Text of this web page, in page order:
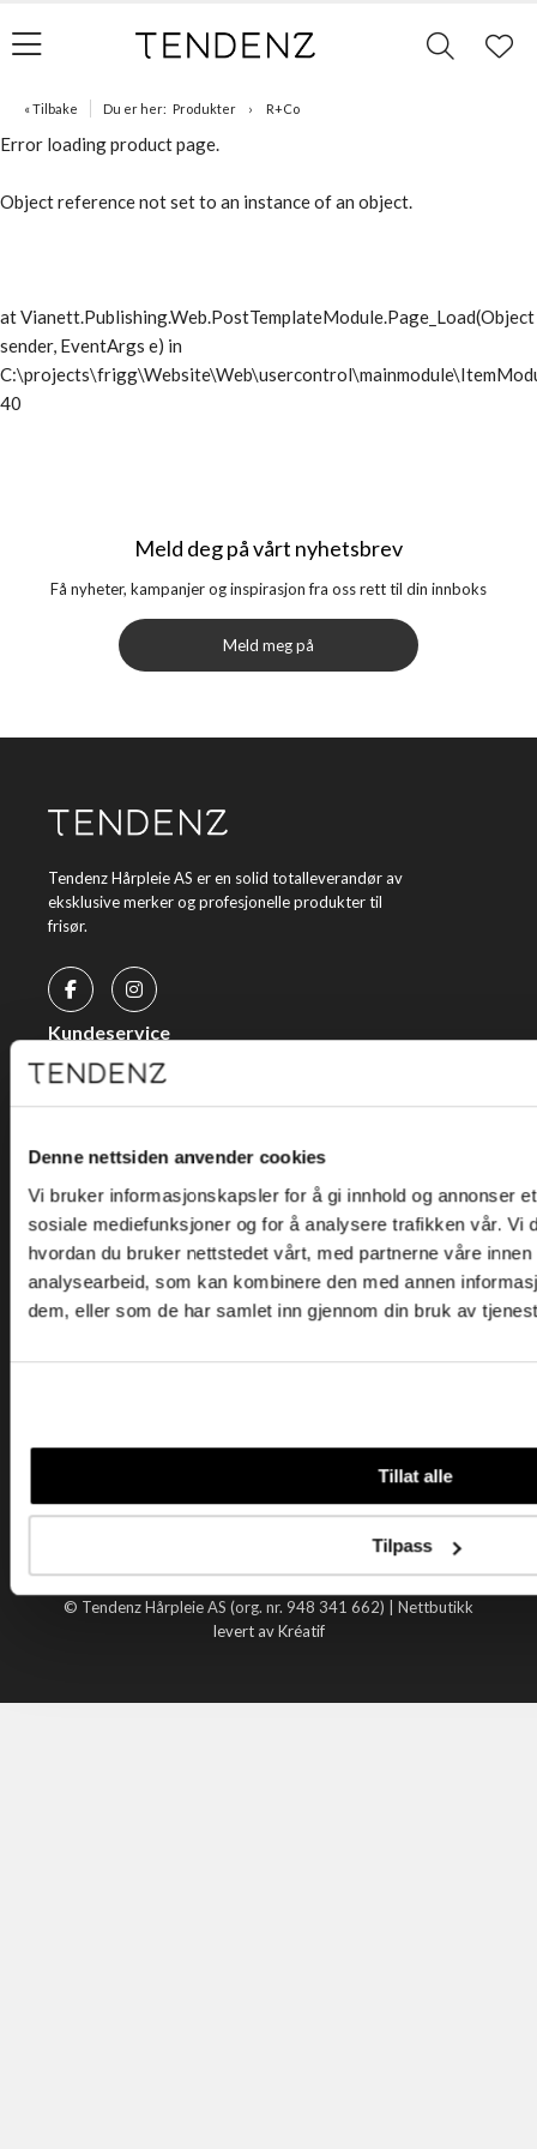
Denne nettsiden anvender cookies
Vi bruker informasjonskapsler for å gi innhold og annonser
sosiale mediefunksjoner og for å analysere trafikken vår. Vi
hvordan du bruker nettstedet vårt, med partnerne våre
analysearbeid, som kan kombinere den med annen
dem, eller som de har samlet inn gjennom din bruk av
Tillat alle
Tilpass
« Tilbake Du er her: Produkter R+Co
Error loading product page.
Object reference not set to an instance of an object.
at Vianett.Publishing.Web.PostTemplateModule.Page_Load(Object
sender, EventArgs e) in
40
Meld deg på vårt nyhetsbrev
Få nyheter, kampanjer og inspirasjon fra oss rett til din innboks
Meld meg på
Tendenz Hårpleie AS er en solid totalleverandør av
eksklusive merker og profesjonelle produkter til
frisør.
Kundeservice
Kjøpsvilkår
Personvern
Holtegata 26, 0355 Oslo
Telefon: +47 22 92 50 00
E-post: kundeservice@tendenz.net
Nyttige lenker
Datablad
Om oss
Handle hos oss
© Tendenz Hårpleie AS (org. nr. 948 341 662) | Nettbutikk
levert av Kréatif